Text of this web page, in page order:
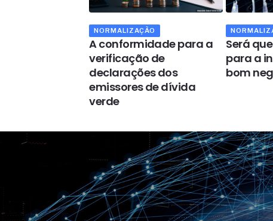
NORMALIZAÇÃO
A conformidade para a
verificação de
declarações dos
emissores de dívida
verde
Será
para a
bom